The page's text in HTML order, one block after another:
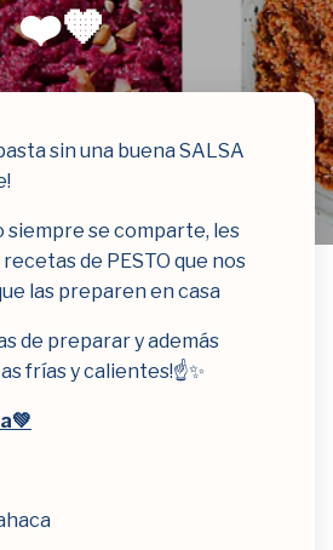
❤️🧡
sin una buena SALSA
siempre se comparte, les
de PESTO que nos
las preparen en casa
de preparar y además
frías y calientes!⁣☝️✨